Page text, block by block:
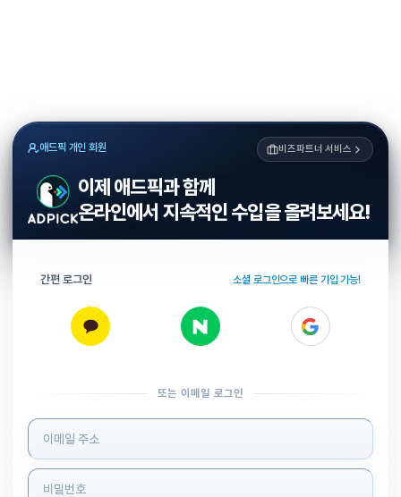
애드픽 개인 회원 비즈파트너 서비스
이제 애드픽과 함께
온라인에서 지속적인 수입을 올려보세요!
간편 로그인 소셜 로그인으로 빠른 가입 가능!
또는 이메일 로그인
로그인 정보 입력